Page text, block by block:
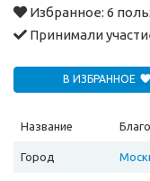
Избранное: 6
Принимали
В ИЗБРАННОЕ
Название
Город